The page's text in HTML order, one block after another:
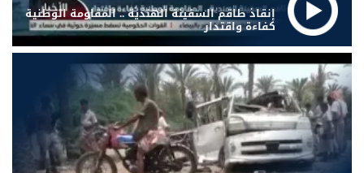
إنقاذ طاقم السفينة الهندية .. المقاومة الوطنية
كفاءة واقتدار